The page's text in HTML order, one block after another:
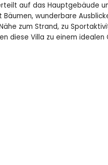
auf das Hauptgebäude
wunderbare
zum Strand, zu
diese Villa zu einem idealen